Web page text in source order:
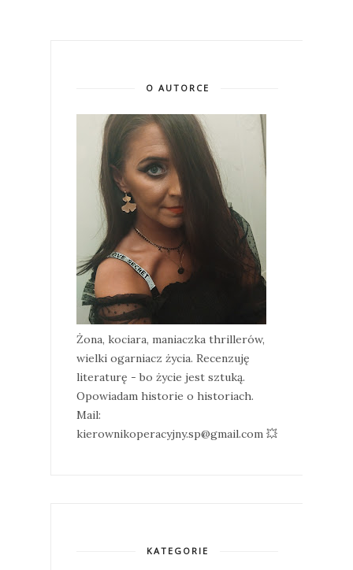
O AUTORCE
Żona, kociara, maniaczka thrillerów,
wielki ogarniacz życia. Recenzuję
literaturę - bo życie jest sztuką.
Opowiadam historie o historiach.
Mail:
kierownikoperacyjny.sp@gmail.com 💥
KATEGORIE